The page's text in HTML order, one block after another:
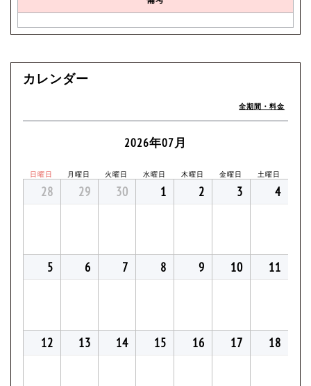
カレンダー
全期間・料金
2026年07月
日曜日 月曜日 火曜日 水曜日 木曜日 金曜日 土曜日
28 29 30 1 2 3 4
5 6 7 8 9 10 11
12 13 14 15 16 17 18